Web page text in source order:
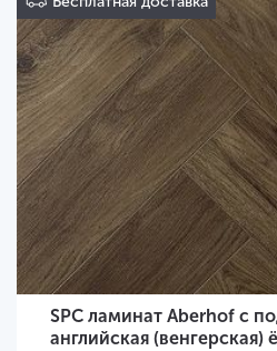
SPC ламинат Aberhof с
английская (венгерская)